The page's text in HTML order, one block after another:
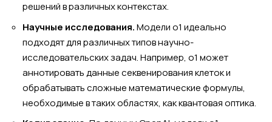
решений в различных контекстах.
Научные исследования.Модели o1 идеально
подходят для различных типов научно-
исследовательских задач. Например, o1 может
аннотировать данные секвенирования клеток и
обрабатывать сложные математические формулы,
необходимые в таких областях, как квантовая оптика.